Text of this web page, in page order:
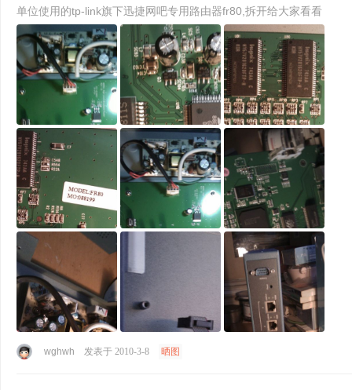
单位使用的tp-link旗下迅捷网吧专用路由器fr80,拆开给大家看看
wghwh 发表于 2010-3-8 晒图